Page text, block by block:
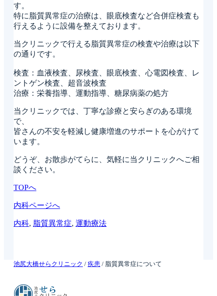
す。
特に脂質異常症の治療は、眼底検査など合併症検査も
行えるように設備を整えております。
当クリニックで行える脂質異常症の検査や治療は以下
の通りです。
検査：血液検査、尿検査、眼底検査、心電図検査、レ
ントゲン検査、超音波検査
治療：栄養指導、運動指導、糖尿病薬の処方
当クリニックでは、丁寧な診療と安らぎのある環境
で、
皆さんの不安を軽減し健康増進のサポートを心がけて
います。
どうぞ、お散歩がてらに、気軽に当クリニックへご相
談ください。
TOPへ
内科ページへ
内科, 脂質異常症, 運動療法
池尻大橋せらクリニック / 疾患 / 脂質異常症について